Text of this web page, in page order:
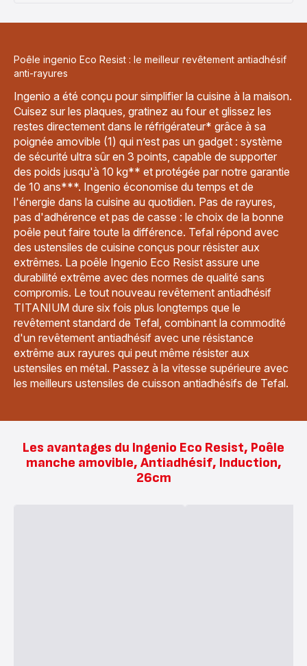
Poêle ingenio Eco Resist : le meilleur revêtement antiadhésif
anti-rayures
Ingenio a été conçu pour simplifier la cuisine à la maison.
Cuisez sur les plaques, gratinez au four et glissez les
restes directement dans le réfrigérateur* grâce à sa
poignée amovible (1) qui n’est pas un gadget : système
de sécurité ultra sûr en 3 points, capable de supporter
des poids jusqu'à 10 kg** et protégée par notre garantie
de 10 ans***. Ingenio économise du temps et de
l'énergie dans la cuisine au quotidien. Pas de rayures,
pas d'adhérence et pas de casse : le choix de la bonne
poêle peut faire toute la différence. Tefal répond avec
des ustensiles de cuisine conçus pour résister aux
extrêmes. La poêle Ingenio Eco Resist assure une
durabilité extrême avec des normes de qualité sans
compromis. Le tout nouveau revêtement antiadhésif
TITANIUM dure six fois plus longtemps que le
revêtement standard de Tefal, combinant la commodité
d'un revêtement antiadhésif avec une résistance
extrême aux rayures qui peut même résister aux
ustensiles en métal. Passez à la vitesse supérieure avec
les meilleurs ustensiles de cuisson antiadhésifs de Tefal.
Les avantages du Ingenio Eco Resist, Poêle
manche amovible, Antiadhésif, Induction,
26cm